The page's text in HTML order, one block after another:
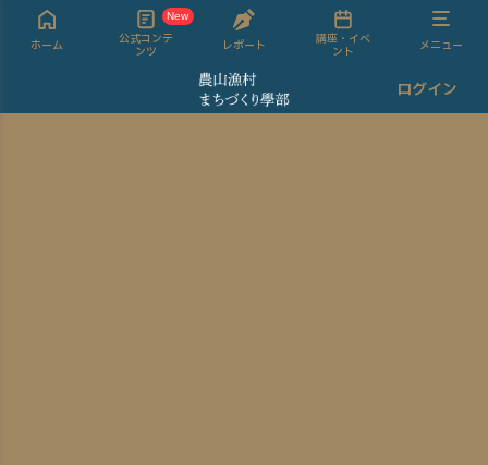
ホーム
New
公式コンテ
ンツ
レポート
講座・イベ
ント
メニュー
ログイン